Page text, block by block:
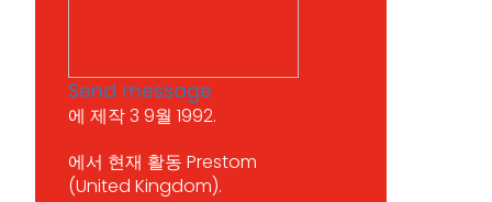
Send message
에 제작 3 9월 1992.
에서 현재 활동 Prestom
(United Kingdom).